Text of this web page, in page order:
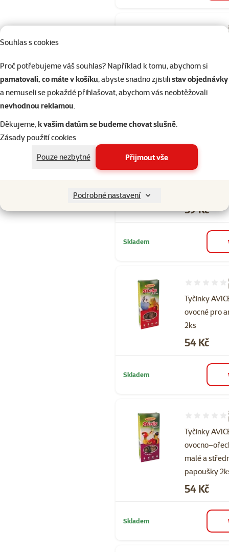
Souhlas s cookies
Proč potřebujeme váš souhlas? Například k tomu, abychom si
pamatovali, co máte v košíku, abyste snadno zjistilistav objednávky
a nemuseli se pokaždé přihlašovat, abychom vás neobtěžovali
nevhodnou reklamou.
Děkujeme,k vašim datům se budeme chovat slušně.
Zásady použití cookies
Pouze nezbytné
Přijmout vše
Podrobné nastavení
Hodnocení
Cena
79 Kč
Krmivo
Cena
59 Kč
Skladem
Tyčinky
ovocné pro
2ks
Hodnocení
Cena
54 Kč
Skladem
Tyčinky
malé a
papoušky
Hodnocení
Cena
54 Kč
Skladem